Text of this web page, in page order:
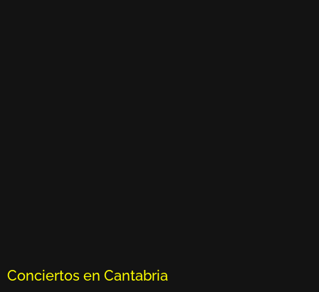
Conciertos en Cantabria